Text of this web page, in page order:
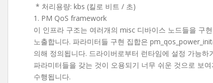
* 처리용량: kbs (킬로 비트 / 초)
1. PM QoS framework
이 인프라 구조는 여러개의 misc 디바이스 노드들을 구
노출합니다. 파라미터들 구현 집합은
의해 정의됩니다. 드라이버로부터 런타임에 설정 가능하
파라미터들을 갖는 것이 오용되기 너무 쉬운 것으로 보
수행됩니다.